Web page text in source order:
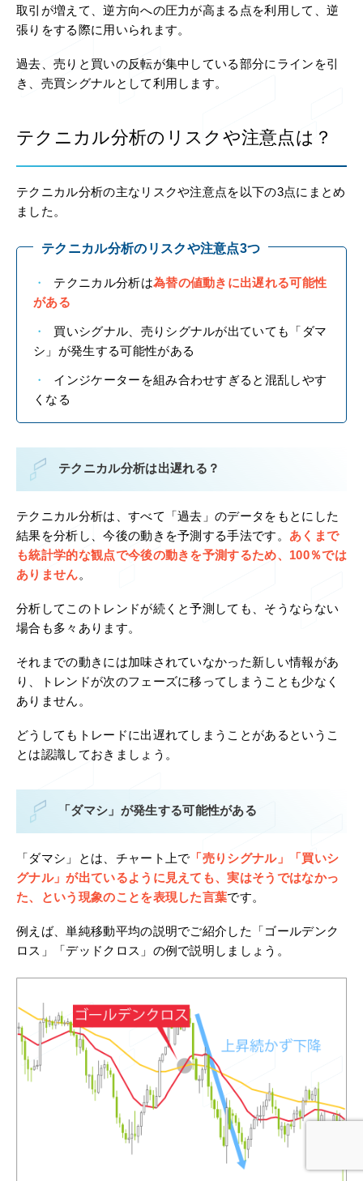
取引が増えて、逆方向への圧力が高まる点を利用して、逆
張りをする際に用いられます。
過去、売りと買いの反転が集中している部分にラインを引
き、売買シグナルとして利用します。
テクニカル分析のリスクや注意点は？
テクニカル分析の主なリスクや注意点を以下の3点にまとめ
ました。
テクニカル分析のリスクや注意点3つ
テクニカル分析は為替の値動きに出遅れる可能性
がある
買いシグナル、売りシグナルが出ていても「ダマ
シ」が発生する可能性がある
インジケーターを組み合わせすぎると混乱しやす
くなる
テクニカル分析は出遅れる？
テクニカル分析は、すべて「過去」のデータをもとにした
結果を分析し、今後の動きを予測する手法です。 あくまで
も統計学的な観点で今後の動きを予測するため、100％では
ありません。
分析してこのトレンドが続くと予測しても、そうならない
場合も多々あります。
それまでの動きには加味されていなかった新しい情報があ
り、トレンドが次のフェーズに移ってしまうことも少なく
ありません。
どうしてもトレードに出遅れてしまうことがあるというこ
とは認識しておきましょう。
「ダマシ」が発生する可能性がある
「ダマシ」とは、チャート上で 「売りシグナル」「買いシ
グナル」が出ているように見えても、実はそうではなかっ
た、という現象のことを表現した言葉です。
例えば、単純移動平均の説明でご紹介した「ゴールデンク
ロス」「デッドクロス」の例で説明しましょう。